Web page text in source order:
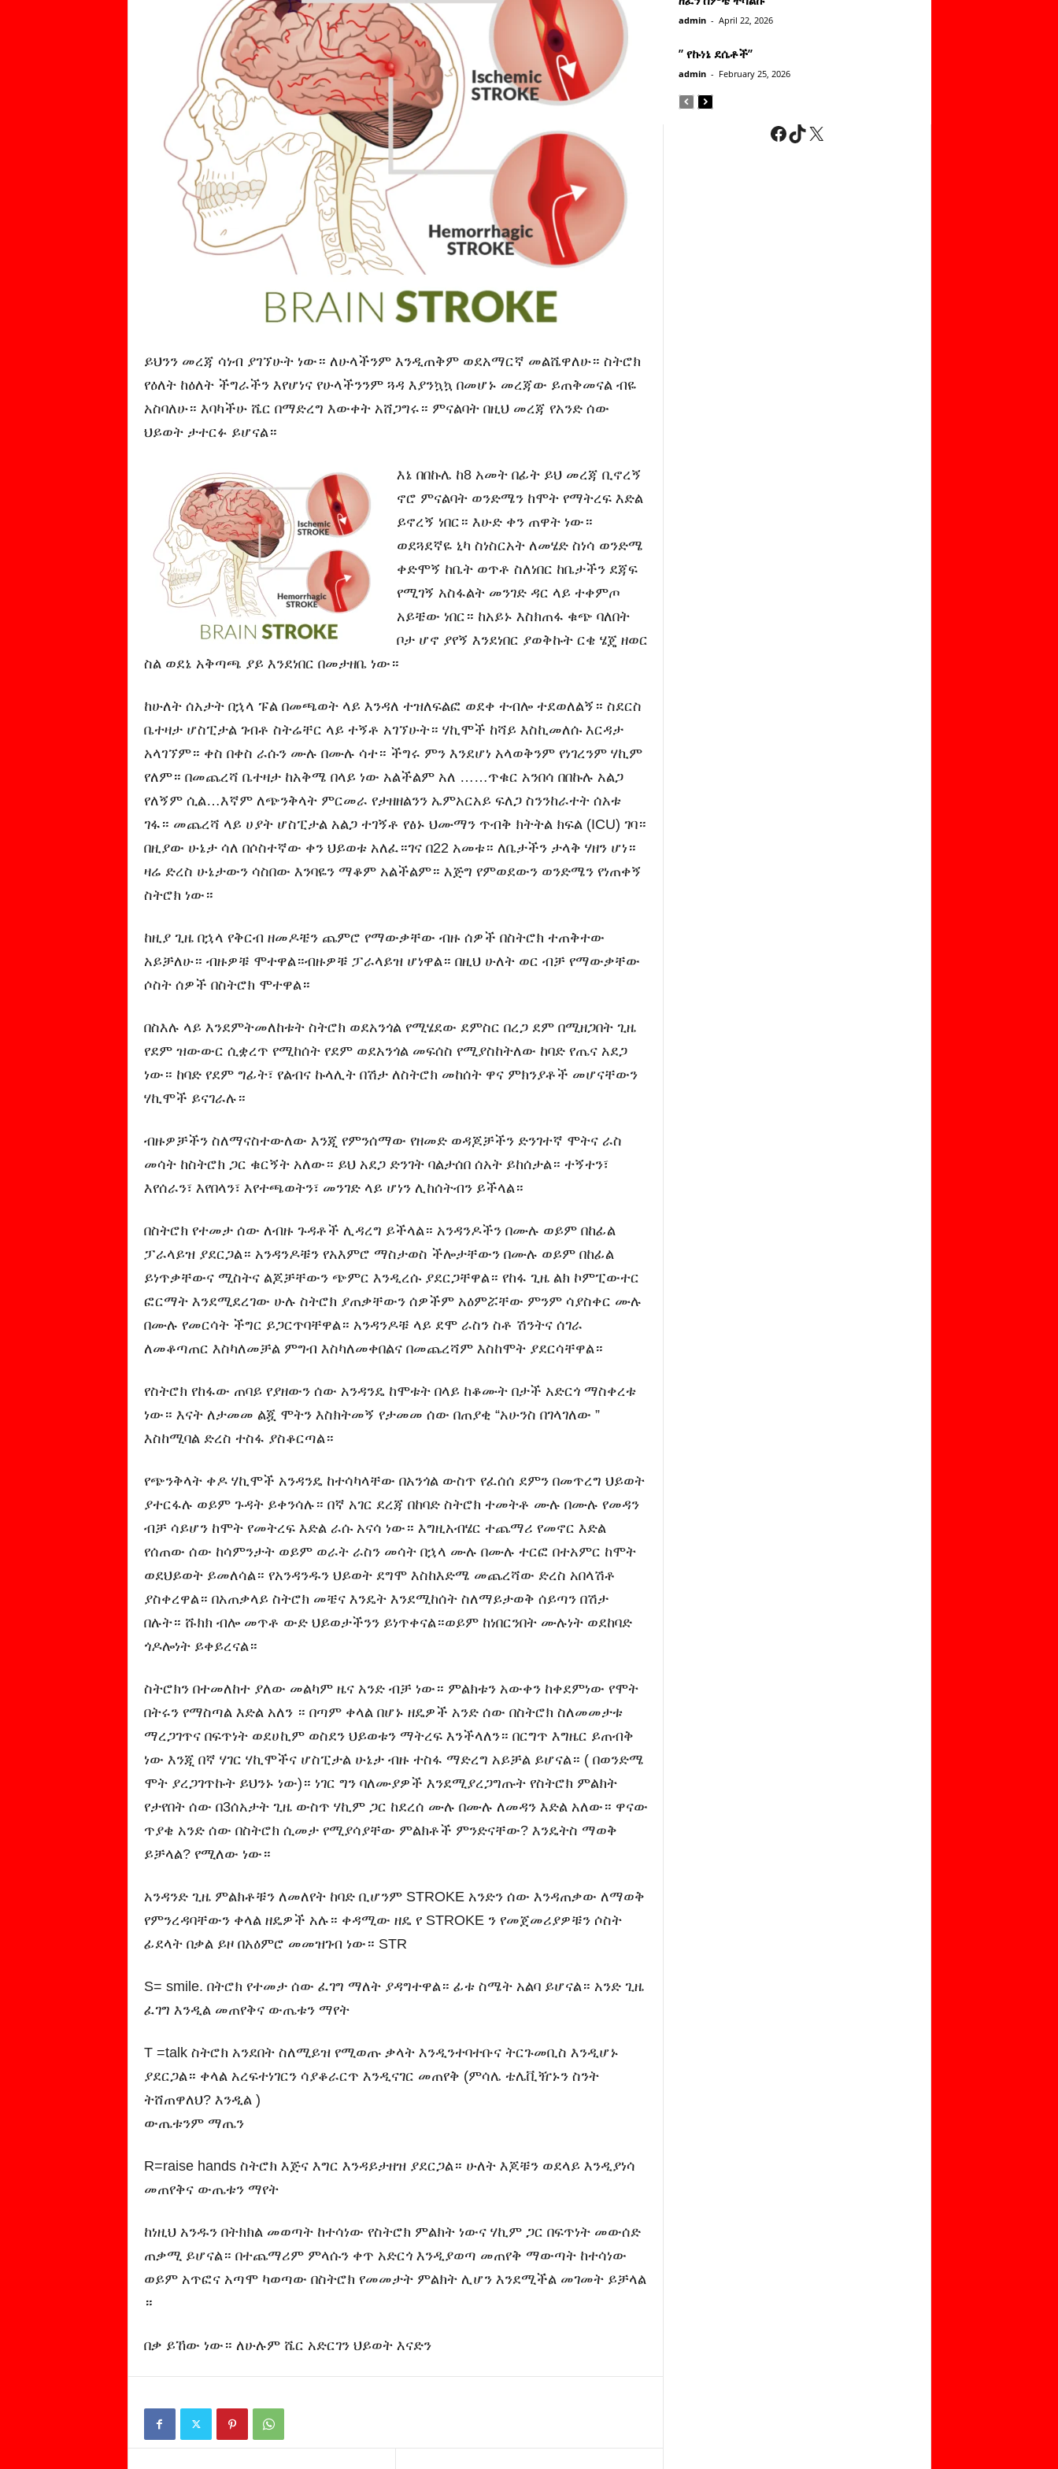
ይህንን መረጃ ሳነብ ያገኘሁት ነው። ለሁላችንም እንዲጠቅም ወደአማርኛ መልሼዋለሁ። ስትሮክ
የዕለት ከዕለት ችግራችን እየሆነና የሁላችንንም ጓዳ እያንኳኳ በመሆኑ መረጃው ይጠቅመናል ብዬ
አስባለሁ። እባካችሁ ሼር በማድረግ እውቀት አሸጋግሩ። ምናልባት በዚህ መረጃ የአንድ ሰው
ህይወት ታተርፉ ይሆናል።
እኔ በበኩሌ ከ8 አመት በፊት ይህ መረጃ ቢኖረኝ
ኖሮ ምናልባት ወንድሜን ከሞት የማትረፍ እድል
ይኖረኝ ነበር። እሁድ ቀን ጠዋት ነው።
ወደጓደኛዬ ኒካ ስነስርአት ለመሄድ ስነሳ ወንድሜ
ቀድሞኝ ከቤት ወጥቶ ስለነበር ከቤታችን ደጃፍ
የሚገኝ አስፋልት መንገድ ዳር ላይ ተቀምጦ
አይቼው ነበር። ከአይኑ እስክጠፋ ቁጭ ባለበት
ቦታ ሆኖ ያየኝ እንደነበር ያወቅኩት ርቄ ሄጄ ዘወር
ስል ወደኔ አቅጣጫ ያይ እንደነበር በመታዘቤ ነው።
ከሁለት ሰአታት በኋላ ፑል በመጫወት ላይ እንዳለ ተዝለፍልፎ ወደቀ ተብሎ ተደወለልኝ። ስደርስ
ቤተዛታ ሆስፒታል ገብቶ ስትሬቸር ላይ ተኝቶ አገኘሁት። ሃኪሞች ከሻይ እስኪመለሱ እርዳታ
አላገኘም። ቀስ በቀስ ራሱን ሙሉ በሙሉ ሳተ። ችግሩ ምን እንደሆነ አላወቅንም የነገረንም ሃኪም
የለም። በመጨረሻ ቤተዛታ ከአቅሜ በላይ ነው አልችልም አለ ……ጥቁር አንበሳ በበኩሉ አልጋ
የለኝም ሲል…እኛም ለጭንቅላት ምርመራ የታዘዘልንን ኤምአርአይ ፍለጋ ስንንከራተት ሰአቱ
ገፋ። መጨረሻ ላይ ሀያት ሆስፒታል አልጋ ተገኝቶ የፅኑ ህሙማን ጥብቅ ክትትል ክፍል (ICU) ገባ።
በዚያው ሁኔታ ሳለ በሶስተኛው ቀን ህይወቱ አለፈ።ገና በ22 አመቱ። ለቤታችን ታላቅ ሃዘን ሆነ።
ዛሬ ድረስ ሁኔታውን ሳስበው እንባዬን ማቆም አልችልም። እጅግ የምወደውን ወንድሜን የነጠቀኝ
ስትሮክ ነው።
ከዚያ ጊዜ በኋላ የቅርብ ዘመዶቼን ጨምሮ የማውቃቸው ብዙ ሰዎች በስትሮክ ተጠቅተው
አይቻለሁ። ብዙዎቹ ሞተዋል።ብዙዎቹ ፓራላይዝ ሆነዋል። በዚህ ሁለት ወር ብቻ የማውቃቸው
ሶስት ሰዎች በስትሮክ ሞተዋል።
በስእሉ ላይ እንደምትመለከቱት ስትሮክ ወደአንጎል የሚሄደው ደምስር በረጋ ደም በሚዘጋበት ጊዜ
የደም ዝውውር ሲቋረጥ የሚከሰት የደም ወደአንጎል መፍሰስ የሚያስከትለው ከባድ የጤና አደጋ
ነው። ከባድ የደም ግፊት፣ የልብና ኩላሊት በሽታ ለስትሮክ መከሰት ዋና ምክንያቶች መሆናቸውን
ሃኪሞች ይናገራሉ።
ብዙዎቻችን ስለማናስተውለው እንጂ የምንሰማው የዘመድ ወዳጆቻችን ድንገተኛ ሞትና ራስ
መሳት ከስትሮክ ጋር ቁርኝት አለው። ይህ አደጋ ድንገት ባልታሰበ ሰአት ይከሰታል። ተኝተን፣
እየሰራን፣ እየበላን፣ እየተጫወትን፣ መንገድ ላይ ሆነን ሊከሰትብን ይችላል።
በስትሮክ የተመታ ሰው ለብዙ ጉዳቶች ሊዳረግ ይችላል። አንዳንዶችን በሙሉ ወይም በከፊል
ፓራላይዝ ያደርጋል። አንዳንዶቹን የአእምሮ ማስታወስ ችሎታቸውን በሙሉ ወይም በከፊል
ይነጥቃቸውና ሚስትና ልጆቻቸውን ጭምር እንዲረሱ ያደርጋቸዋል። የከፋ ጊዜ ልክ ኮምፒውተር
ፎርማት እንደሚደረገው ሁሉ ስትሮክ ያጠቃቸውን ሰዎችም አዕምሯቸው ምንም ሳያስቀር ሙሉ
በሙሉ የመርሳት ችግር ይጋርጥባቸዋል። አንዳንዶቹ ላይ ደሞ ራስን ስቶ ሽንትና ሰገራ
ለመቆጣጠር እስካለመቻል ምግብ እስካለመቀበልና በመጨረሻም እስከሞት ያደርሳቸዋል።
የስትሮክ የከፋው ጠባይ የያዘውን ሰው አንዳንዴ ከሞቱት በላይ ከቆሙት በታች አድርጎ ማስቀረቱ
ነው። እናት ለታመመ ልጇ ሞትን እስክትመኝ የታመመ ሰው በጠያቂ “አሁንስ በገላገለው ”
እስከሚባል ድረስ ተስፋ ያስቆርጣል።
የጭንቅላት ቀዶ ሃኪሞች አንዳንዴ ከተሳካላቸው በአንጎል ውስጥ የፈሰሰ ደምን በመጥረግ ህይወት
ያተርፋሉ ወይም ጉዳት ይቀንሳሉ። በኛ አገር ደረጃ በከባድ ስትሮክ ተመትቶ ሙሉ በሙሉ የመዳን
ብቻ ሳይሆን ከሞት የመትረፍ እድል ራሱ አናሳ ነው። እግዚአብሄር ተጨማሪ የመኖር እድል
የሰጠው ሰው ከሳምንታት ወይም ወራት ራስን መሳት በኋላ ሙሉ በሙሉ ተርፎ በተአምር ከሞት
ወደህይወት ይመለሳል። የአንዳንዱን ህይወት ደግሞ እስከእድሜ መጨረሻው ድረስ አበላሽቶ
ያስቀረዋል። በአጠቃላይ ስትሮክ መቼና እንዴት እንደሚከሰት ስለማይታወቅ ሰይጣን በሽታ
በሉት። ሹክክ ብሎ መጥቶ ውድ ህይወታችንን ይነጥቀናል።ወይም ከነበርንበት ሙሉነት ወደከባድ
ጎዶሎነት ይቀይረናል።
ስትሮክን በተመለከተ ያለው መልካም ዜና አንድ ብቻ ነው። ምልክቱን አውቀን ከቀደምነው የሞት
በትሩን የማስጣል እድል አለን ። በጣም ቀላል በሆኑ ዘዴዎች አንድ ሰው በስትሮክ ስለመመታቱ
ማረጋገጥና በፍጥነት ወደሀኪም ወስደን ህይወቱን ማትረፍ እንችላለን። በርግጥ እግዜር ይጠብቅ
ነው እንጂ በኛ ሃገር ሃኪሞችና ሆስፒታል ሁኔታ ብዙ ተስፋ ማድረግ አይቻል ይሆናል። ( በወንድሜ
ሞት ያረጋገጥኩት ይህንኑ ነው)። ነገር ግን ባለሙያዎች እንደሚያረጋግጡት የስትሮክ ምልክት
የታየበት ሰው በ3ሰአታት ጊዜ ውስጥ ሃኪም ጋር ከደረሰ ሙሉ በሙሉ ለመዳን እድል አለው። ዋናው
ጥያቄ አንድ ሰው በስትሮክ ሲመታ የሚያሳያቸው ምልክቶች ምንድናቸው? እንዴትስ ማወቅ
ይቻላል? የሚለው ነው።
አንዳንድ ጊዜ ምልክቶቹን ለመለየት ከባድ ቢሆንም STROKE አንድን ሰው እንዳጠቃው ለማወቅ
የምንረዳባቸውን ቀላል ዘዴዎች አሉ። ቀዳሚው ዘዴ የ STROKE ን የመጀመሪያዎቹን ሶስት
ፊደላት በቃል ይዞ በአዕምሮ መመዝገብ ነው። STR
S= smile. በትሮክ የተመታ ሰው ፈገግ ማለት ያዳግተዋል። ፊቱ ስሜት አልባ ይሆናል። አንድ ጊዜ
ፈገግ እንዲል መጠየቅና ውጤቱን ማየት
T =talk ስትሮክ አንደበት ስለሚይዝ የሚወጡ ቃላት እንዲንተባተቡና ትርጉመቢስ እንዲሆኑ
ያደርጋል። ቀላል አረፍተነገርን ሳያቆራርጥ እንዲናገር መጠየቅ (ምሳሌ ቴሌቪዥኑን ስንት
ትሸጠዋለህ? እንዲል )
ውጤቱንም ማጤን
R=raise hands ስትሮክ እጅና እግር እንዳይታዘዝ ያደርጋል። ሁለት እጆቹን ወደላይ እንዲያነሳ
መጠየቅና ውጤቱን ማየት
ከነዚህ አንዱን በትክክል መወጣት ከተሳነው የስትሮክ ምልክት ነውና ሃኪም ጋር በፍጥነት መውሰድ
ጠቃሚ ይሆናል። በተጨማሪም ምላሱን ቀጥ አድርጎ እንዲያወጣ መጠየቅ ማውጣት ከተሳነው
ወይም አጥፎና አጣሞ ካወጣው በስትሮክ የመመታት ምልክት ሊሆን እንደሚችል መገመት ይቻላል
።
በቃ ይኸው ነው። ለሁሉም ሼር አድርገን ህይወት እናድን
admin - April 22, 2026
” የኩነኔ ደሴቶች’’
admin - February 25, 2026
Facebook
TikTok
X